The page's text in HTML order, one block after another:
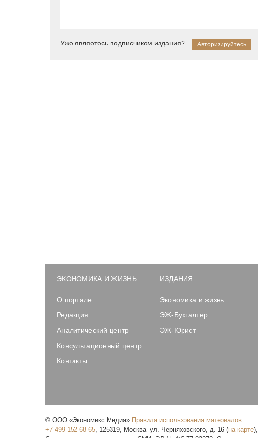
Уже являетесь подписчиком издания?
ЭКОНОМИКА И ЖИЗНЬ
О портале
Редакция
Аналитический центр
Консультационный центр
Контакты
ИЗДАНИЯ
Экономика и жизнь
ЭЖ-Бухгалтер
ЭЖ-Юрист
© ООО «Экономикс Медиа» Правила использования материалов
+7 499 152-68-65, 125319, Москва, ул. Черняховского, д. 16 (на карте),